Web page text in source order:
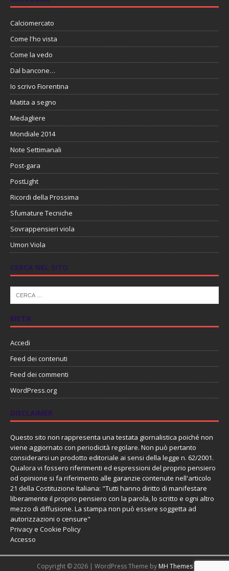
Calciomercato
Come l'ho vista
Come la vedo
Dal bancone…
Io scrivo Fiorentina
Matita a segno
Medagliere
Mondiale 2014
Note Settimanali
Post-gara
PostLight
Ricordi della Prossima
Sfumature Tecniche
Sovrappensieri viola
Umori Viola
CERCA NEL SITO
META
Accedi
Feed dei contenuti
Feed dei commenti
WordPress.org
DISCLAIMER
Questo sito non rappresenta una testata giornalistica poiché non
viene aggiornato con periodicità regolare. Non può pertanto
considerarsi un prodotto editoriale ai sensi della legge n. 62/2001.
Qualora vi fossero riferimenti ed espressioni del proprio pensiero
od opinione si fa riferimento alle garanzie contenute nell'articolo
21 della Costituzione Italiana: "Tutti hanno diritto di manifestare
liberamente il proprio pensiero con la parola, lo scritto e ogni altro
mezzo di diffusione. La stampa non può essere soggetta ad
autorizzazioni o censure"
Privacy e Cookie Policy
Accesso
Copyright © 2026 | WordPress Theme by MH Themes